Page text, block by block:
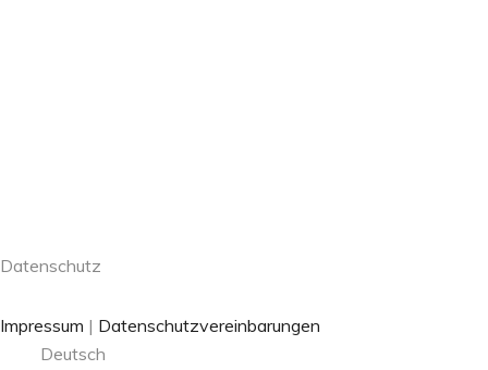
Datenschutz
Impressum | Datenschutzvereinbarungen
Deutsch